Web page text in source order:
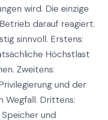
wird. Die einzige
darauf reagiert.
sinnvoll. Erstens:
Höchstlast
Zweitens:
und der
Wegfall. Drittens:
und